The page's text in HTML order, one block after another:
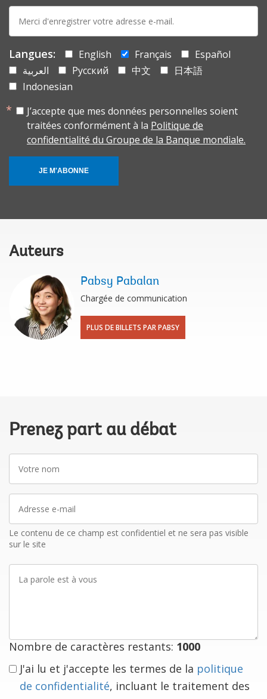
mail:
Langues: English Français
Español
العربية
Русский 中文
日本語
Indonesian
J’accepte que mes données personnelles soient
traitées conformément à la Politique de
confidentialité du Groupe de la Banque mondiale.
JE M'ABONNE
Auteurs
Pabsy Pabalan
Chargée de communication
PLUS DE BILLETS PAR PABSY
Prenez part au débat
nom
mail
Le contenu de ce champ est confidentiel et ne sera pas visible
sur le site
parole
Nombre de caractères restants: 1000
J'ai lu et j'accepte les termes de la politique
de confidentialité, incluant le traitement des